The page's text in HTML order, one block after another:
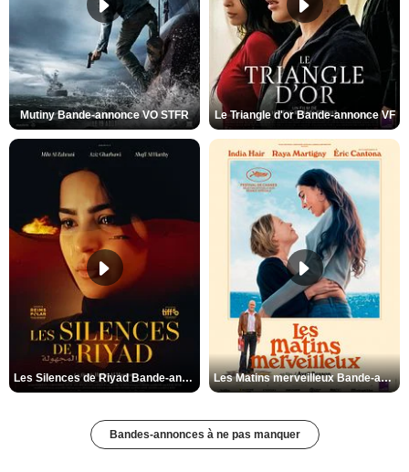
Mutiny Bande-annonce VO STFR Le Triangle d'or Bande-annonce VF
Les Silences de Riyad Bande-annonce VO STFR Les Matins merveilleux Bande-annonce VF
Bandes-annonces à ne pas manquer